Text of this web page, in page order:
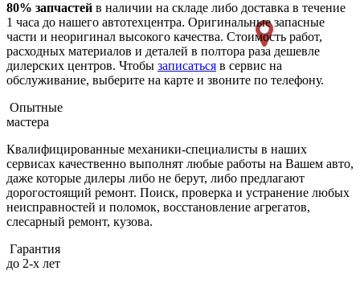
80% запчастей в наличии на складе либо доставка в течение
1 часа до нашего автотехцентра. Оригинальные запасные
части и неоригинал высокого качества. Стоимость работ,
расходных материалов и деталей в полтора раза дешевле
дилерских центров. Чтобы записаться в сервис на
обслуживание, выберите на карте и звоните по телефону.
Опытные
мастера
Квалифицированные механики-специалисты в наших
сервисах качественно выполнят любые работы на Вашем авто,
даже которые дилеры либо не берут, либо предлагают
дорогостоящий ремонт. Поиск, проверка и устранение любых
неисправностей и поломок, восстановление агрегатов,
слесарный ремонт, кузова.
Гарантия
до 2-х лет